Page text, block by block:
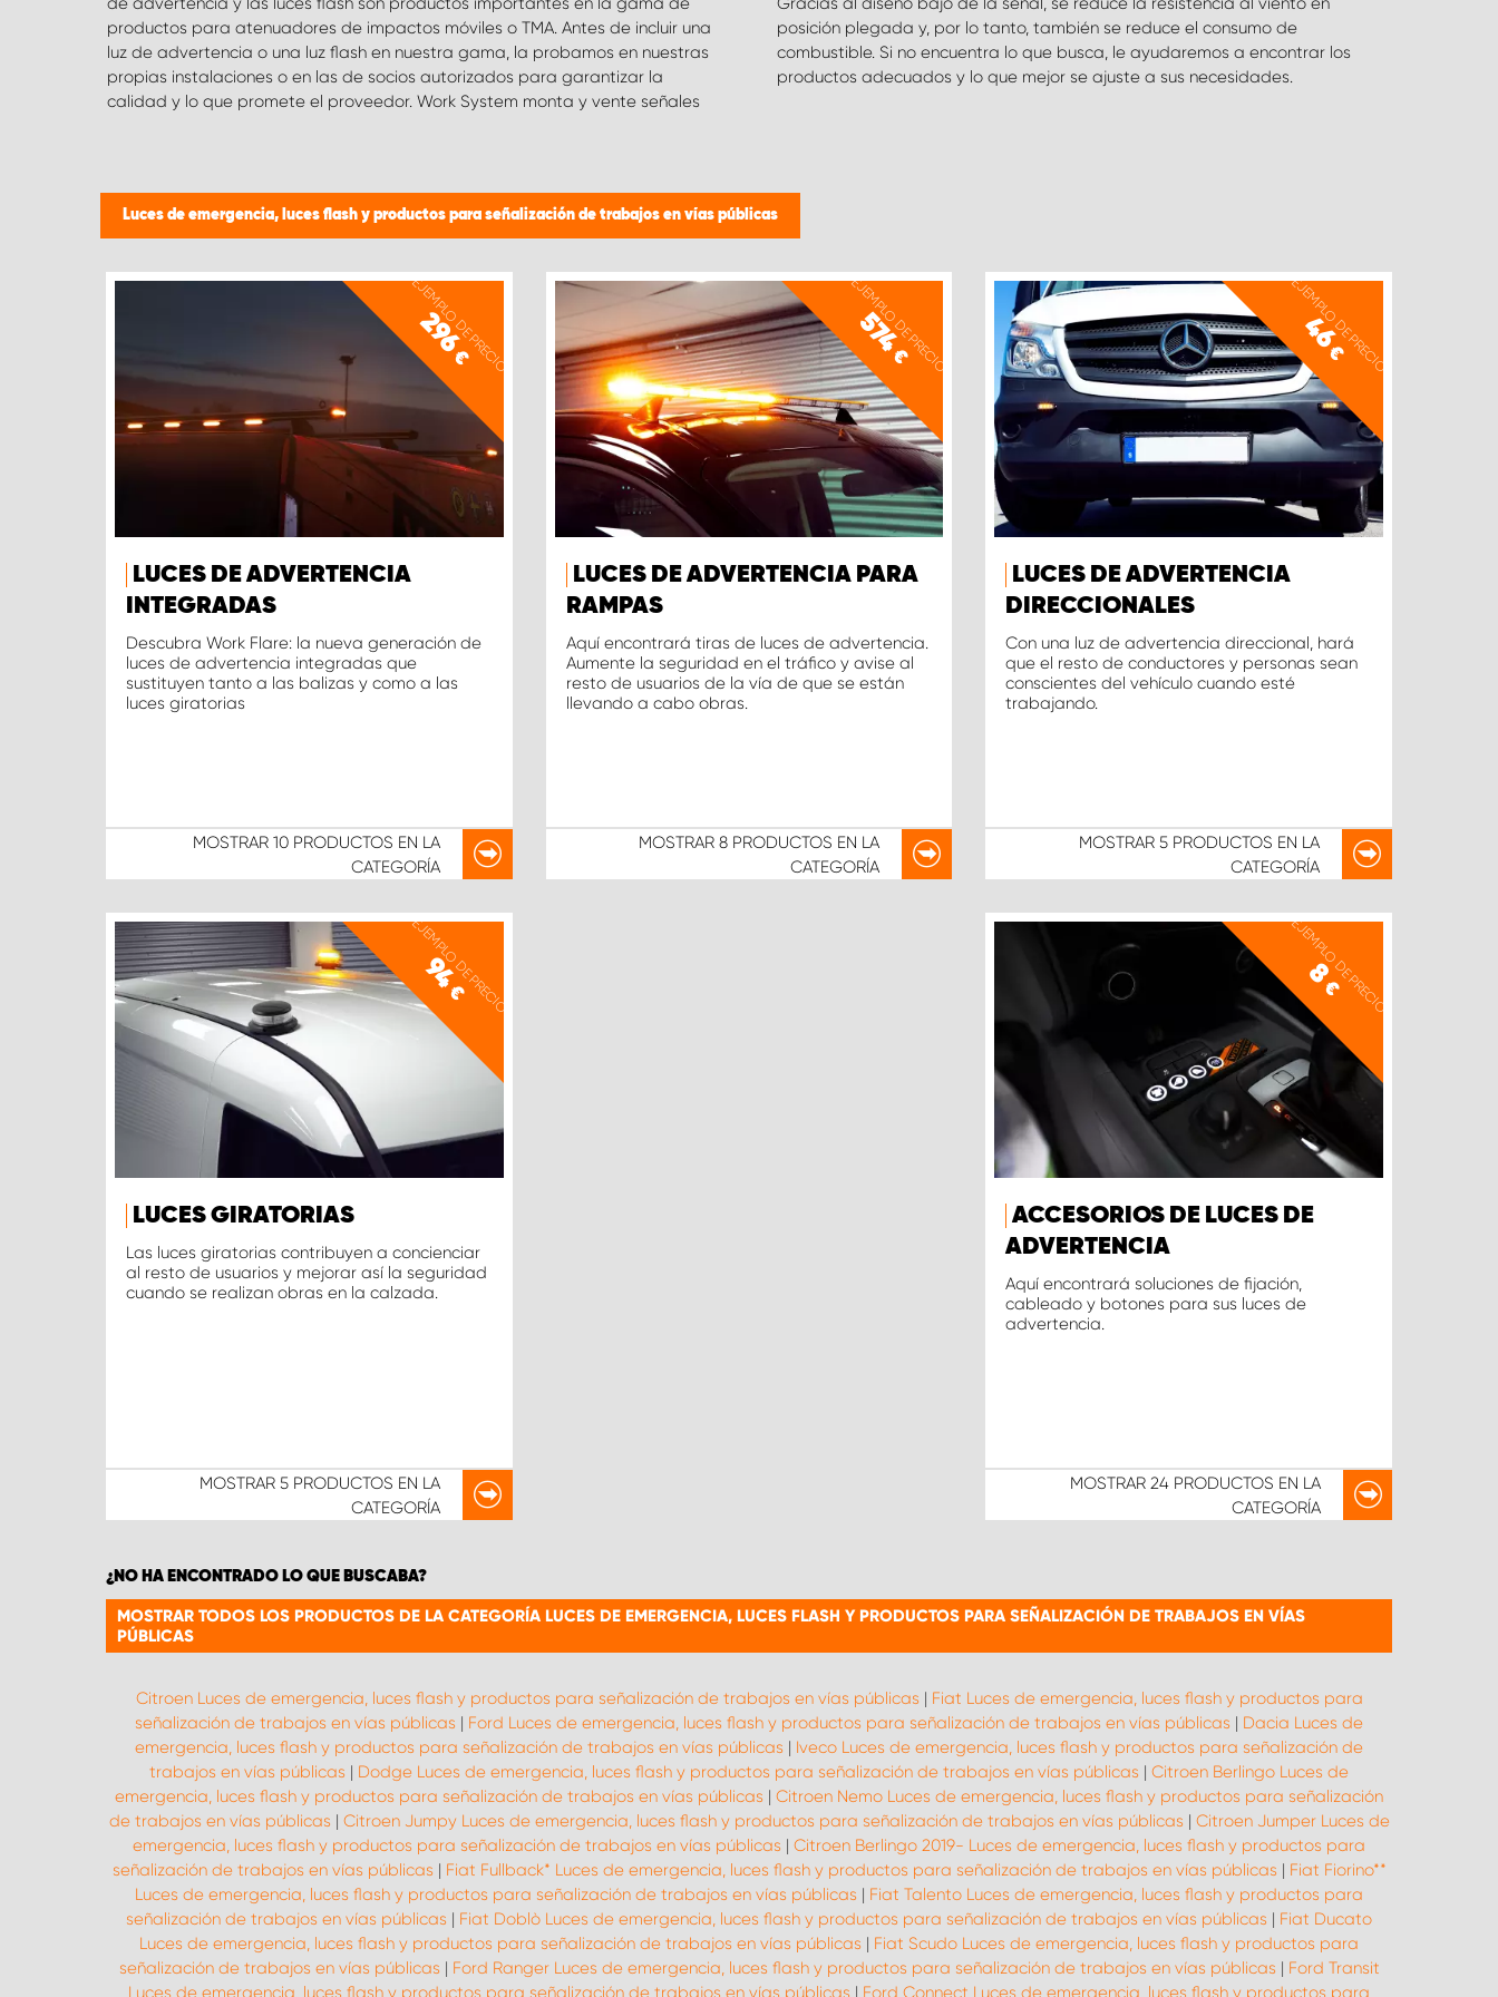
productos para atenuadores de impactos móviles o TMA. Antes de incluir una
luz de advertencia o una luz flash en nuestra gama, la probamos en nuestras
propias instalaciones o en las de socios autorizados para garantizar la
calidad y lo que promete el proveedor. Work System monta y vente señales
posición plegada y, por lo tanto, también se reduce el consumo de
combustible. Si no encuentra lo que busca, le ayudaremos a encontrar los
productos adecuados y lo que mejor se ajuste a sus necesidades.
Luces de emergencia, luces flash y productos para señalización de trabajos en vías públicas
EJEMPLO DE PRECIO
296
€
LUCES DE ADVERTENCIA
INTEGRADAS
Descubra Work Flare: la nueva generación de
luces de advertencia integradas que
sustituyen tanto a las balizas y como a las
luces giratorias
MOSTRAR10 PRODUCTOS EN LA
CATEGORÍA
EJEMPLO DE PRECIO
574
€
LUCES DE ADVERTENCIA PARA
RAMPAS
Aquí encontrará tiras de luces de advertencia.
Aumente la seguridad en el tráfico y avise al
resto de usuarios de la vía de que se están
llevando a cabo obras.
MOSTRAR8 PRODUCTOS EN LA
CATEGORÍA
EJEMPLO DE PRECIO
46
€
LUCES DE ADVERTENCIA
DIRECCIONALES
Con una luz de advertencia direccional, hará
que el resto de conductores y personas sean
conscientes del vehículo cuando esté
trabajando.
MOSTRAR5 PRODUCTOS EN LA
CATEGORÍA
EJEMPLO DE PRECIO
94
€
LUCES GIRATORIAS
Las luces giratorias contribuyen a concienciar
al resto de usuarios y mejorar así la seguridad
cuando se realizan obras en la calzada.
MOSTRAR 5 PRODUCTOS EN LA
CATEGORÍA
EJEMPLO DE PRECIO
8
€
ACCESORIOS DE LUCES DE
ADVERTENCIA
Aquí encontrará soluciones de fijación,
cableado y botones para sus luces de
advertencia.
MOSTRAR 24 PRODUCTOS EN LA
CATEGORÍA
¿NO HA ENCONTRADO LO QUE BUSCABA?
MOSTRAR TODOS LOS PRODUCTOS DE LA CATEGORÍA LUCES DE EMERGENCIA, LUCES FLASH Y PRODUCTOS PARA SEÑALIZACIÓN DE TRABAJOS EN VÍAS
PÚBLICAS
Citroen Luces de emergencia, luces flash y productos para señalización de trabajos en vías públicas | Fiat Luces de emergencia, luces flash y productos para
señalización de trabajos en vías públicas | Ford Luces de emergencia, luces flash y productos para señalización de trabajos en vías públicas | Dacia Luces de
emergencia, luces flash y productos para señalización de trabajos en vías públicas | Iveco Luces de emergencia, luces flash y productos para señalización de
trabajos en vías públicas | Dodge Luces de emergencia, luces flash y productos para señalización de trabajos en vías públicas | Citroen Berlingo Luces de
emergencia, luces flash y productos para señalización de trabajos en vías públicas | Citroen Nemo Luces de emergencia, luces flash y productos para señalización
de trabajos en vías públicas | Citroen Jumpy Luces de emergencia, luces flash y productos para señalización de trabajos en vías públicas | Citroen Jumper Luces de
emergencia, luces flash y productos para señalización de trabajos en vías públicas | Citroen Berlingo 2019- Luces de emergencia, luces flash y productos para
señalización de trabajos en vías públicas | Fiat Fullback* Luces de emergencia, luces flash y productos para señalización de trabajos en vías públicas | Fiat Fiorino**
Luces de emergencia, luces flash y productos para señalización de trabajos en vías públicas | Fiat Talento Luces de emergencia, luces flash y productos para
señalización de trabajos en vías públicas | Fiat Doblò Luces de emergencia, luces flash y productos para señalización de trabajos en vías públicas | Fiat Ducato
Luces de emergencia, luces flash y productos para señalización de trabajos en vías públicas | Fiat Scudo Luces de emergencia, luces flash y productos para
señalización de trabajos en vías públicas | Ford Ranger Luces de emergencia, luces flash y productos para señalización de trabajos en vías públicas | Ford Transit
Luces de emergencia, luces flash y productos para señalización de trabajos en vías públicas | Ford Connect Luces de emergencia, luces flash y productos para